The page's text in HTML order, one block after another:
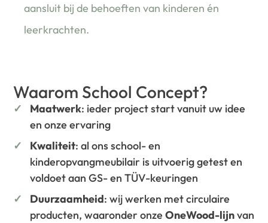
aansluit bij de behoeften van kinderen én
leerkrachten.
Waarom School Concept?
Maatwerk: ieder project start vanuit uw idee
en onze ervaring
Kwaliteit: al ons school- en
kinderopvangmeubilair is uitvoerig getest en
voldoet aan GS- en TÜV-keuringen
Duurzaamheid: wij werken met circulaire
producten, waaronder onzeOneWood-lijnvan